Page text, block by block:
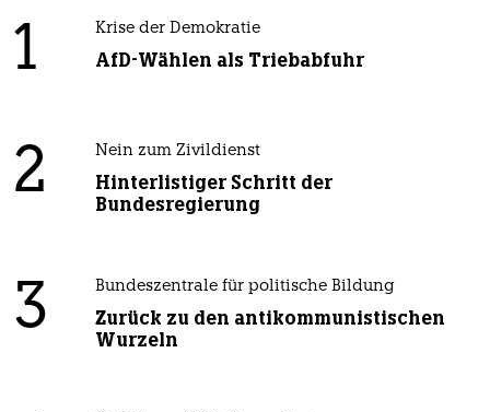
1 Krise der Demokratie
AfD-Wählen als Triebabfuhr
2 Nein zum Zivildienst
Hinterlistiger Schritt der
Bundesregierung
3 Bundeszentrale für politische Bildung
Zurück zu den antikommunistischen
Wurzeln